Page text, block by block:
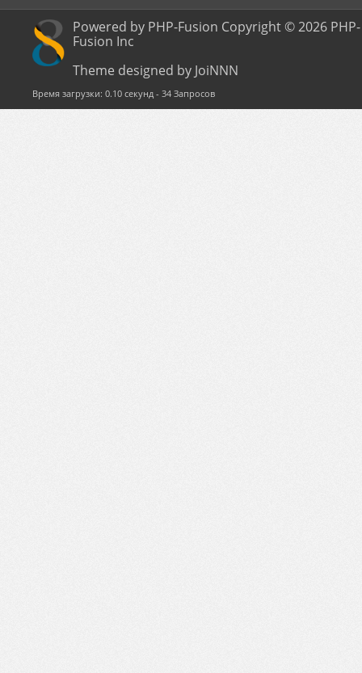
Powered by PHP-Fusion Copyright © 2026 PHP-
Fusion Inc
Theme designed by JoiNNN
Время загрузки: 0.10 секунд - 34 Запросов